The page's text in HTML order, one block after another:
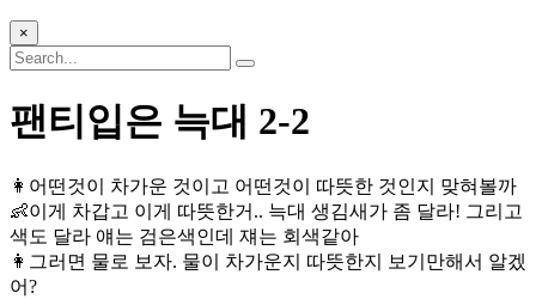
×
팬티입은 늑대 2-2
👩어떤것이 차가운 것이고 어떤것이 따뜻한 것인지 맞혀볼까
👶이게 차갑고 이게 따뜻한거.. 늑대 생김새가 좀 달라! 그리고
색도 달라 얘는 검은색인데 쟤는 회색같아
👩그러면 물로 보자. 물이 차가운지 따뜻한지 보기만해서 알겠
어?